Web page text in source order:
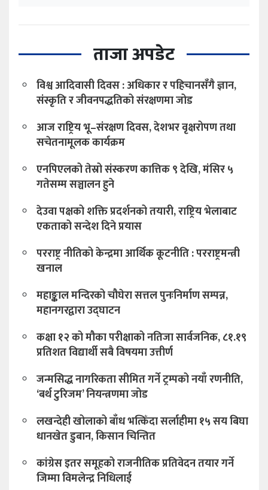
ताजा अपडेट
विश्व आदिवासी दिवस : अधिकार र पहिचानसँगै ज्ञान,
संस्कृति र जीवनपद्धतिको संरक्षणमा जोड
आज राष्ट्रिय भू–संरक्षण दिवस, देशभर वृक्षरोपण तथा
सचेतनामूलक कार्यक्रम
एनपिएलको तेस्रो संस्करण कात्तिक ९ देखि, मंसिर ५
गतेसम्म सञ्चालन हुने
देउवा पक्षको शक्ति प्रदर्शनको तयारी, राष्ट्रिय भेलाबाट
एकताको सन्देश दिने प्रयास
परराष्ट्र नीतिको केन्द्रमा आर्थिक कूटनीति : परराष्ट्रमन्त्री
खनाल
महाङ्काल मन्दिरको चौघेरा सत्तल पुनःनिर्माण सम्पन्न,
महानगरद्वारा उद्घाटन
कक्षा १२ को मौका परीक्षाको नतिजा सार्वजनिक, ८१.१९
प्रतिशत विद्यार्थी सबै विषयमा उत्तीर्ण
जन्मसिद्ध नागरिकता सीमित गर्ने ट्रम्पको नयाँ रणनीति,
‘बर्थ टुरिजम’ नियन्त्रणमा जोड
लखन्देही खोलाको बाँध भत्किँदा सर्लाहीमा १५ सय बिघा
धानखेत डुबान, किसान चिन्तित
कांग्रेस इतर समूहको राजनीतिक प्रतिवेदन तयार गर्ने
जिम्मा विमलेन्द्र निधिलाई